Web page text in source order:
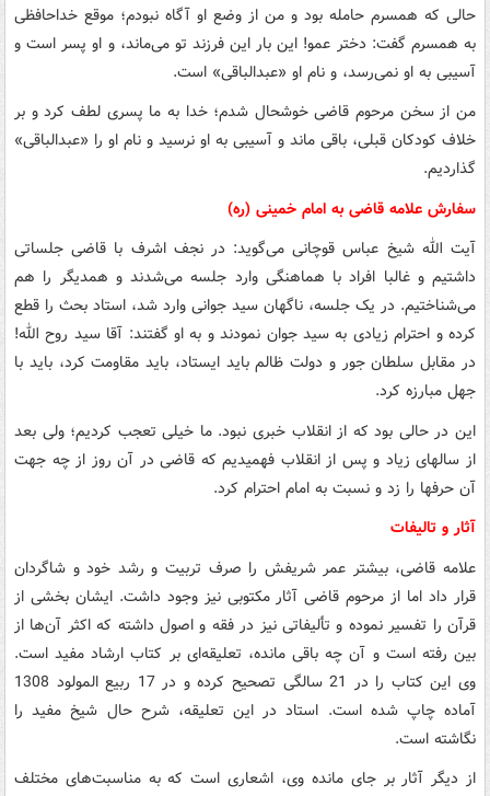
حالی که همسرم حامله بود و من از وضع او آگاه نبودم؛ موقع خداحافظی
به همسرم گفت: دختر عمو! این بار این فرزند تو می‌ماند، و او پسر است و
آسیبی به او نمی‌رسد، و نام او «عبدالباقی» است.
من از سخن مرحوم قاضی خوشحال شدم؛ خدا به ما پسری لطف کرد و بر
خلاف کودکان قبلی، باقی ماند و آسیبی به او نرسید و نام او را «عبدالباقی»
گذاردیم.
سفارش علامه قاضی به امام خمینی (ره)
آیت الله شیخ عباس قوچانی می‌گوید: در نجف اشرف با قاضی جلساتی
داشتیم و غالبا افراد با هماهنگی وارد جلسه می‌شدند و همدیگر را هم
می‌شناختیم. در یک جلسه، ناگهان سید جوانی وارد شد، استاد بحث را قطع
کرده و احترام زیادی به سید جوان نمودند و به او گفتند: آقا سید روح الله!
در مقابل سلطان جور و دولت ظالم باید ایستاد، باید مقاومت کرد، باید با
جهل مبارزه کرد.
این در حالی بود که از انقلاب خبری نبود. ما خیلی تعجب کردیم؛ ولی بعد
از سالهای زیاد و پس از انقلاب فهمیدیم که قاضی در آن روز از چه جهت
آن حرفها را زد و نسبت به امام احترام کرد.
آثار و تالیفات
علامه قاضی، بیشتر عمر شریفش را صرف تربیت و رشد خود و شاگردان
قرار داد اما از مرحوم قاضی آثار مکتوبی نیز وجود داشت. ایشان بخشی از
قرآن را تفسیر نموده و تألیفاتی نیز در فقه و اصول داشته که اکثر آن‌ها از
بین رفته است و آن چه باقی مانده، تعلیقه‌ای بر کتاب ارشاد مفید است.
وی این کتاب را در 21 سالگی تصحیح کرده و در 17 ربیع المولود 1308
آماده چاپ شده است. استاد در این تعلیقه، شرح حال شیخ مفید را
نگاشته است.
از دیگر آثار بر جای مانده وی، اشعاری است که به مناسبت‌های مختلف